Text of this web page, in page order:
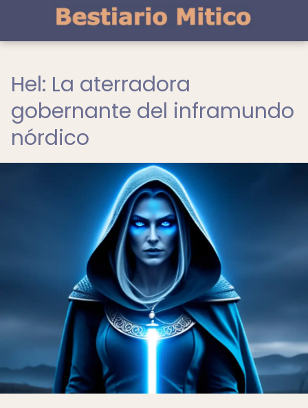
Hel: La aterradora
gobernante del inframundo
nórdico